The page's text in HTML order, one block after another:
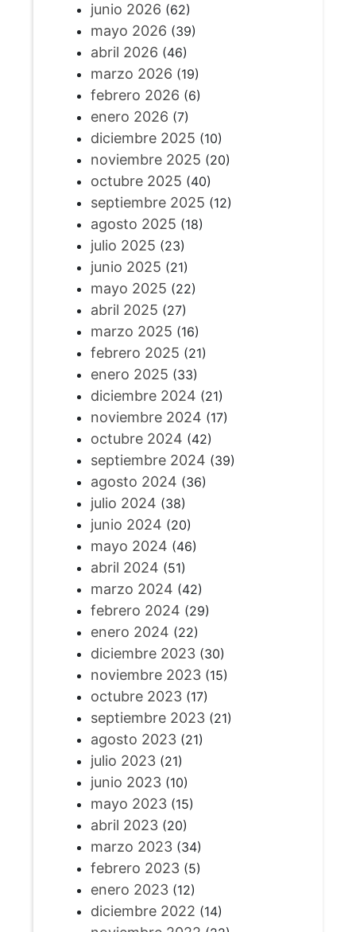
junio 2026 (62)
mayo 2026 (39)
abril 2026 (46)
marzo 2026 (19)
febrero 2026 (6)
enero 2026 (7)
diciembre 2025 (10)
noviembre 2025 (20)
octubre 2025 (40)
septiembre 2025 (12)
agosto 2025 (18)
julio 2025 (23)
junio 2025 (21)
mayo 2025 (22)
abril 2025 (27)
marzo 2025 (16)
febrero 2025 (21)
enero 2025 (33)
diciembre 2024 (21)
noviembre 2024 (17)
octubre 2024 (42)
septiembre 2024 (39)
agosto 2024 (36)
julio 2024 (38)
junio 2024 (20)
mayo 2024 (46)
abril 2024 (51)
marzo 2024 (42)
febrero 2024 (29)
enero 2024 (22)
diciembre 2023(30)
noviembre 2023(15)
octubre 2023(17)
septiembre 2023(21)
agosto 2023(21)
julio 2023(21)
junio 2023(10)
mayo 2023(15)
abril 2023(20)
marzo 2023(34)
febrero 2023(5)
enero 2023(12)
diciembre 2022 (14)